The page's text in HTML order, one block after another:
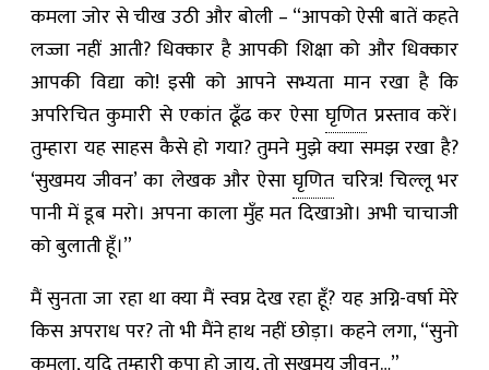
कमला जोर से चीख उठी और बोली – “आपको ऐसी बातें कहते
लज्जा नहीं आती? धिक्कार है आपकी शिक्षा को और धिक्कार
आपकी विद्या को! इसी को आपने सभ्यता मान रखा है कि
अपरिचित कुमारी से एकांत ढूँढ कर ऐसाघृणित प्रस्ताव करें।
तुम्हारा यह साहस कैसे हो गया? तुमने मुझे क्या समझ रखा है?
‘सुखमय जीवन’ का लेखक और ऐसाघृणित चरित्र! चिल्लू भर
पानी में डूब मरो। अपना काला मुँह मत दिखाओ। अभी चाचाजी
को बुलाती हूँ।”
मैं सुनता जा रहा था क्या मैं स्वप्न देख रहा हूँ? यह अग्नि-वर्षा मेरे
किस अपराध पर? तो भी मैंने हाथ नहीं छोड़ा। कहने लगा, “सुनो